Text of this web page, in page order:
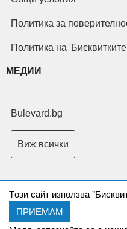
Tози сайт използва
ПРИЕМАМ
Политика за
Политика на
МЕДИИ
Bulevard.bg
Виж всички
Copyright © 2026